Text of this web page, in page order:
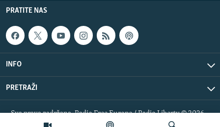
PRATITE NAS
INFO
PRETRAŽI
Sva prava zadržana. Radio Free Europe / Radio Liberty © 2026
RFE/RL, Inc.